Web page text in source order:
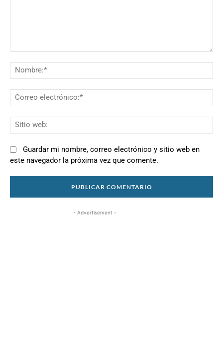
Guardar mi nombre, correo electrónico y sitio web en
este navegador la próxima vez que comente.
- Advertisement -